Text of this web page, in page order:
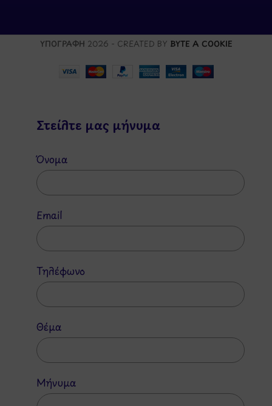
ΥΠΟΓΡΑΦΗ 2026 - CREATED BY BYTE A COOKIE
Στείλτε μας μήνυμα
Όνομα
Email
Τηλέφωνο
Θέμα
Μήνυμα